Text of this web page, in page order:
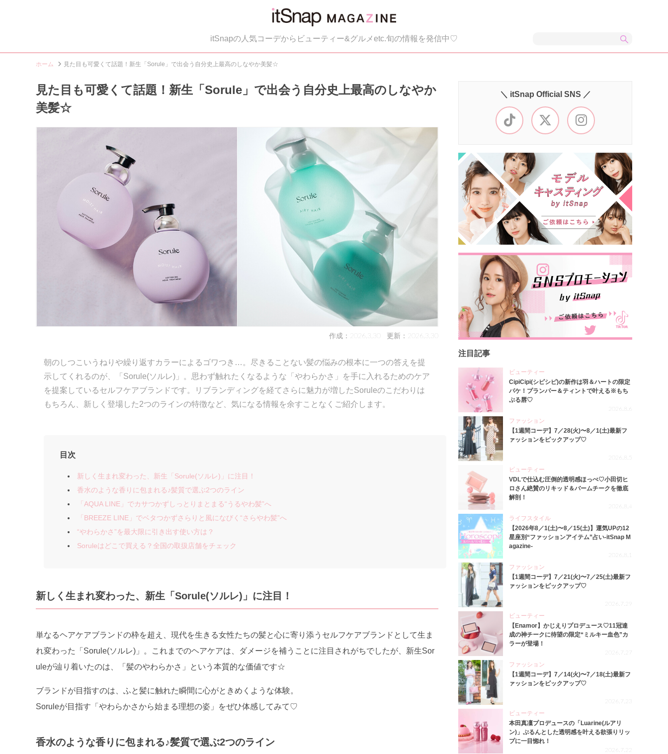
itSnapの人気コーデからビューティー&グルメetc.旬の情報を発信中♡
ホーム 見た目も可愛くて話題！新生「Sorule」で出会う自分史上最高のしなやか美髪☆
見た目も可愛くて話題！新生「Sorule」で出会う自分史上最高のしなやか
美髪☆
作成：2026.3.30 更新：2026.3.30
朝のしつこいうねりや繰り返すカラーによるゴワつき…。尽きることない髪の悩みの根本に一つの答えを提
示してくれるのが、「Sorule(ソルレ)」。思わず触れたくなるような「やわらかさ」を手に入れるためのケア
を提案しているセルフケアブランドです。リブランディングを経てさらに魅力が増したSoruleのこだわりは
もちろん、新しく登場した2つのラインの特徴など、気になる情報を余すことなくご紹介します。
目次
新しく生まれ変わった、新生「Sorule(ソルレ)」に注目！
香水のような香りに包まれる♪髪質で選ぶ2つのライン
「AQUA LINE」でカサつかずしっとりまとまる“うるやわ髪”へ
「BREEZE LINE」でベタつかずさらりと風になびく“さらやわ髪”へ
“やわらかさ”を最大限に引き出す使い方は？
Soruleはどこで買える？全国の取扱店舗をチェック
新しく生まれ変わった、新生「Sorule(ソルレ)」に注目！
単なるヘアケアブランドの枠を超え、現代を生きる女性たちの髪と心に寄り添うセルフケアブランドとして生ま
れ変わった「Sorule(ソルレ)」。これまでのヘアケアは、ダメージを補うことに注目されがちでしたが、新生Sor
uleが辿り着いたのは、「髪のやわらかさ」という本質的な価値です☆
ブランドが目指すのは、ふと髪に触れた瞬間に心がときめくような体験。
Soruleが目指す「やわらかさから始まる理想の姿」をぜひ体感してみて♡
香水のような香りに包まれる♪髪質で選ぶ2つのライン
＼ itSnap Official SNS ／
注目記事
ビューティー
CipiCipi(シピシピ)の新作は羽＆ハートの限定
パケ！プランパー＆ティントで叶える※もち
ぷる唇♡
2026.8.6
ファッション
【1週間コーデ】7／28(火)〜8／1(土)最新フ
ァッションをピックアップ♡
2026.8.5
ビューティー
VDLで仕込む圧倒的透明感ほっぺ♡小田切ヒ
ロさん絶賛のリキッド＆バームチークを徹底
解剖！
2026.8.4
ライフスタイル
【2026年8／1(土)〜8／15(土)】運気UPの12
星座別“ファッションアイテム”占い-itSnap M
agazine-
2026.8.1
ファッション
【1週間コーデ】7／21(火)〜7／25(土)最新フ
ァッションをピックアップ♡
2026.7.29
ビューティー
【Enamor】かじえりプロデュース♡11冠達
成の神チークに待望の限定“ミルキー血色”カ
ラーが登場！
2026.7.27
ファッション
【1週間コーデ】7／14(火)〜7／18(土)最新フ
ァッションをピックアップ♡
2026.7.23
ビューティー
本田真凜プロデュースの「Luarine(ルアリ
ン)」ぷるんとした透明感を叶える欲張りリッ
プに一目惚れ！
2026.7.22